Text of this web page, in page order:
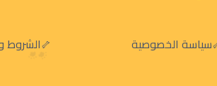
سياسة الخصوصية الشروط